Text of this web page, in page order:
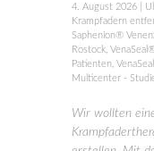
4. August 2026
Krampfadern
Saphenion®
Rostock
Patienten
Multicenter -
Wir wollten